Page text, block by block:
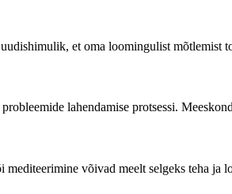
et oma loomingulist mõtlemist
lahendamise protsessi.
võivad meelt selgeks teha ja